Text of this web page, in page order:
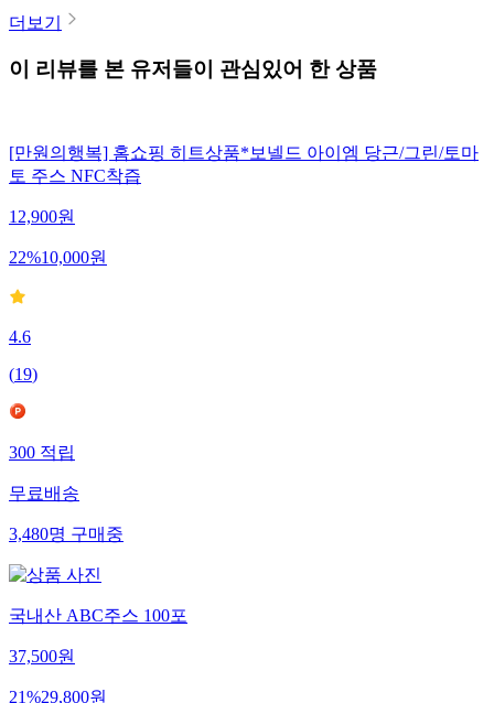
더보기
이 리뷰를 본 유저들이 관심있어 한 상품
[만원의행복] 홈쇼핑 히트상품*보넬드 아이엠 당근/그린/토마
토 주스 NFC착즙
12,900원
22%10,000원
4.6
(19)
300 적립
무료배송
3,480명 구매중
국내산 ABC주스 100포
37,500원
21%29,800원